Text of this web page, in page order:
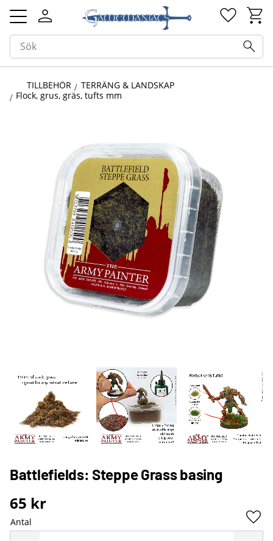
Meny
TILLBEHÖR
TERRÄNG & LANDSKAP
Flock, grus, gräs, tufts mm
Battlefields: Steppe Grass basing
65 kr
Antal